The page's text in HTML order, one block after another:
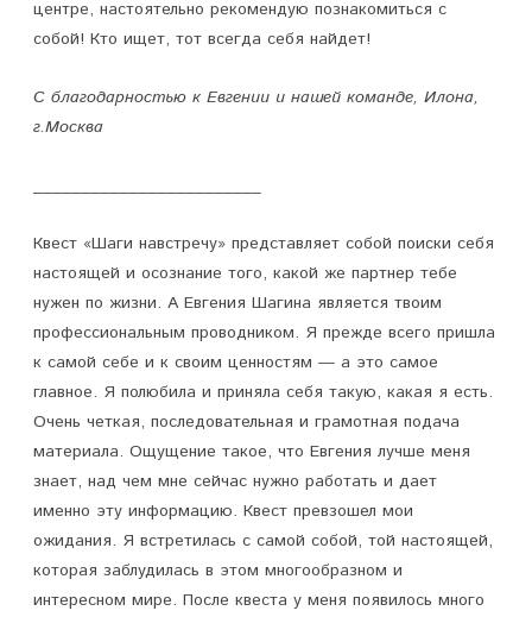
центре, настоятельно рекомендую познакомиться с
собой! Кто ищет, тот всегда себя найдет!
С благодарностью к Евгении и нашей команде, Илона,
г.Москва
Квест «Шаги навстречу» представляет собой поиски себя
настоящей и осознание того, какой же партнер тебе
нужен по жизни. А Евгения Шагина является твоим
профессиональным проводником. Я прежде всего пришла
к самой себе и к своим ценностям — а это самое
главное. Я полюбила и приняла себя такую, какая я есть.
Очень четкая, последовательная и грамотная подача
материала. Ощущение такое, что Евгения лучше меня
знает, над чем мне сейчас нужно работать и дает
именно эту информацию. Квест превзошел мои
ожидания. Я встретилась с самой собой, той настоящей,
которая заблудилась в этом многообразном и
интересном мире. После квеста у меня появилось много